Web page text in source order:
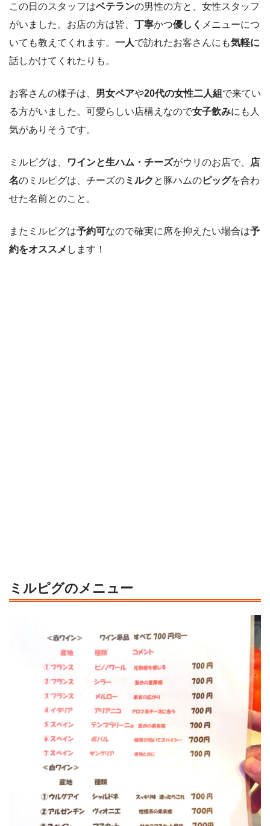
この日のスタッフはベテランの男性の方と、女性スタッフ
がいました。お店の方は皆、 丁寧かつ優しく メニューにつ
いても教えてくれます。 一人で訪れたお客さんにも気軽に
話しかけてくれたりも。
お客さんの様子は、 男女ペアや20代の女性二人組 で来てい
る方がいました。可愛らしい店構えなので女子飲みにも人
気がありそうです。
ミルピグは、 ワインと生ハム・チーズがウリのお店で、
店
名のミルピグは、チーズのミルク と豚ハムのピッグを合わ
せた名前とのこと。
またミルピグは予約可なので確実に席を抑えたい場合は予
約をオススメ します！
ミルピグのメニュー